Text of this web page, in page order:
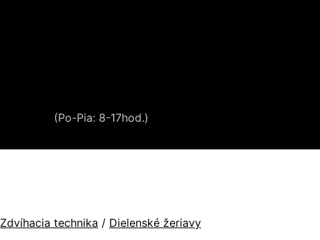
(Po-Pia: 8-17hod.)
Zdvíhacia technika / Dielenské žeriavy